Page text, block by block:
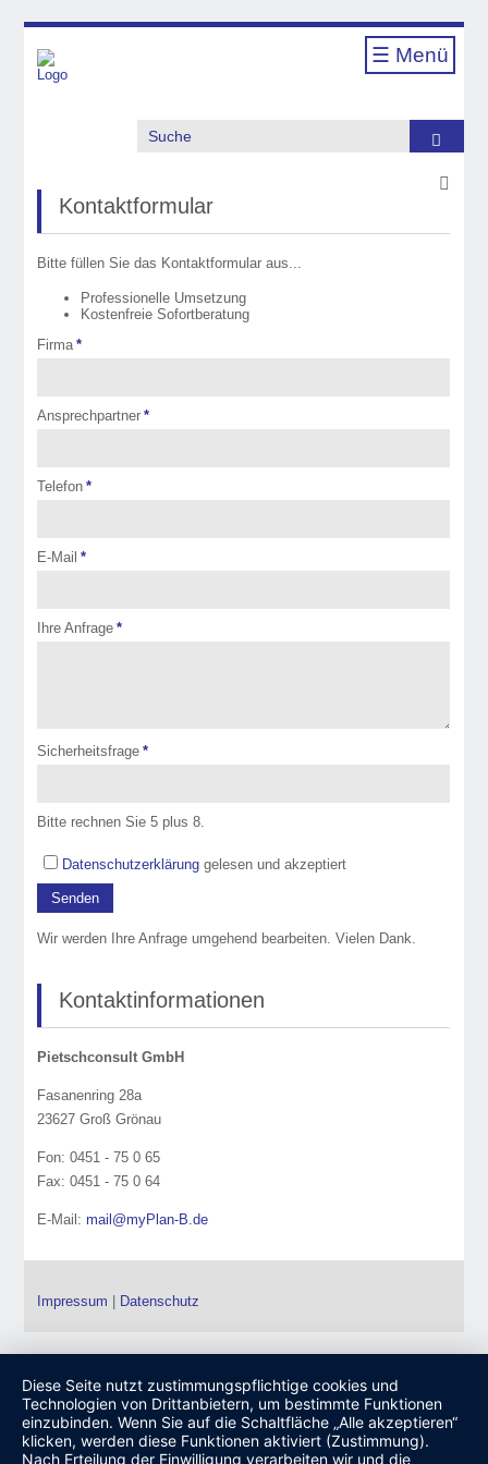
☰ Menü
Suche
•
Kontaktformular
Bitte füllen Sie das Kontaktformular aus...
Professionelle Umsetzung
Kostenfreie Sofortberatung
Firma *
Ansprechpartner *
Telefon *
E-Mail *
Ihre Anfrage *
Sicherheitsfrage *
Bitte rechnen Sie 5 plus 8.
Datenschutzerklärung gelesen und akzeptiert
Senden
Wir werden Ihre Anfrage umgehend bearbeiten. Vielen Dank.
Kontaktinformationen
Pietschconsult GmbH
Fasanenring 28a
23627 Groß Grönau
Fon: 0451 - 75 0 65
Fax: 0451 - 75 0 64
E-Mail:mail@myPlan-B.de
Impressum | Datenschutz
Diese Seite nutzt zustimmungspflichtige cookies und
Technologien von Drittanbietern, um bestimmte Funktionen
einzubinden. Wenn Sie auf die Schaltfläche „Alle akzeptieren“
klicken, werden diese Funktionen aktiviert (Zustimmung).
Nach Erteilung der Einwilligung verarbeiten wir und die